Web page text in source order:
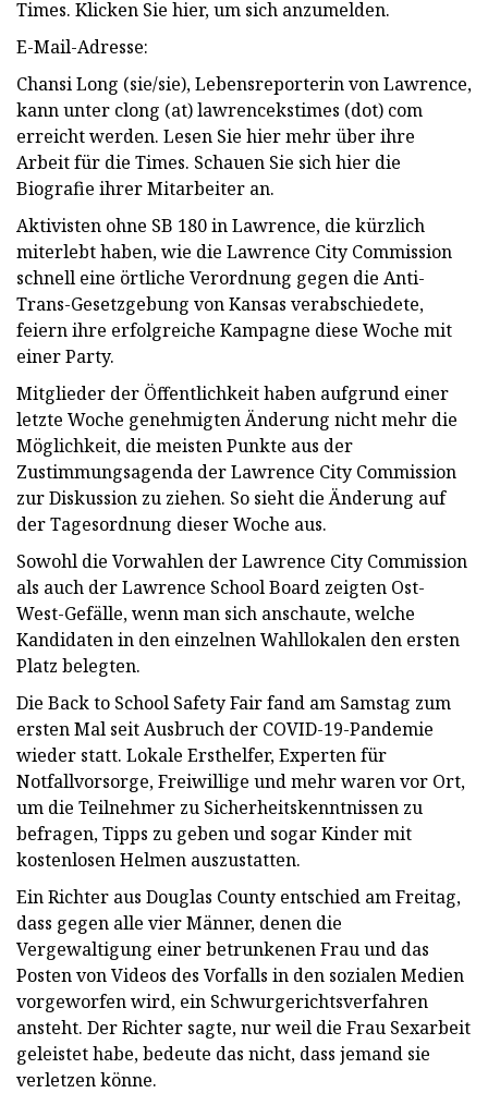
Times. Klicken Sie hier, um sich anzumelden.
E-Mail-Adresse:
Chansi Long (sie/sie), Lebensreporterin von Lawrence,
kann unter clong (at) lawrencekstimes (dot) com
erreicht werden. Lesen Sie hier mehr über ihre
Arbeit für die Times. Schauen Sie sich hier die
Biografie ihrer Mitarbeiter an.
Aktivisten ohne SB 180 in Lawrence, die kürzlich
miterlebt haben, wie die Lawrence City Commission
schnell eine örtliche Verordnung gegen die Anti-
Trans-Gesetzgebung von Kansas verabschiedete,
feiern ihre erfolgreiche Kampagne diese Woche mit
einer Party.
Mitglieder der Öffentlichkeit haben aufgrund einer
letzte Woche genehmigten Änderung nicht mehr die
Möglichkeit, die meisten Punkte aus der
Zustimmungsagenda der Lawrence City Commission
zur Diskussion zu ziehen. So sieht die Änderung auf
der Tagesordnung dieser Woche aus.
Sowohl die Vorwahlen der Lawrence City Commission
als auch der Lawrence School Board zeigten Ost-
West-Gefälle, wenn man sich anschaute, welche
Kandidaten in den einzelnen Wahllokalen den ersten
Platz belegten.
Die Back to School Safety Fair fand am Samstag zum
ersten Mal seit Ausbruch der COVID-19-Pandemie
wieder statt. Lokale Ersthelfer, Experten für
Notfallvorsorge, Freiwillige und mehr waren vor Ort,
um die Teilnehmer zu Sicherheitskenntnissen zu
befragen, Tipps zu geben und sogar Kinder mit
kostenlosen Helmen auszustatten.
Ein Richter aus Douglas County entschied am Freitag,
dass gegen alle vier Männer, denen die
Vergewaltigung einer betrunkenen Frau und das
Posten von Videos des Vorfalls in den sozialen Medien
vorgeworfen wird, ein Schwurgerichtsverfahren
ansteht. Der Richter sagte, nur weil die Frau Sexarbeit
geleistet habe, bedeute das nicht, dass jemand sie
verletzen könne.